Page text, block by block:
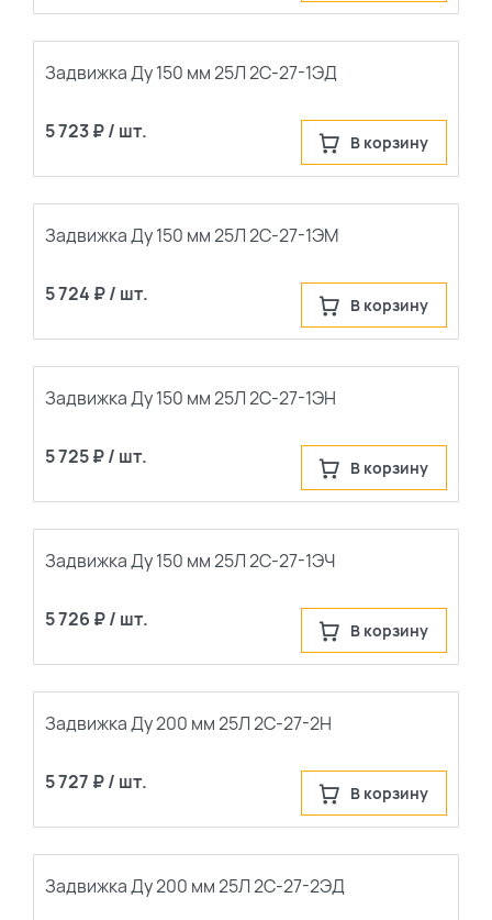
Задвижка Ду 150 мм 25Л 2С-27-1ЭД
5 723 ₽ / шт. В корзину
Задвижка Ду 150 мм 25Л 2С-27-1ЭМ
5 724 ₽ / шт. В корзину
Задвижка Ду 150 мм 25Л 2С-27-1ЭН
5 725 ₽ / шт. В корзину
Задвижка Ду 150 мм 25Л 2С-27-1ЭЧ
5 726 ₽ / шт. В корзину
Задвижка Ду 200 мм 25Л 2С-27-2Н
5 727 ₽ / шт. В корзину
Задвижка Ду 200 мм 25Л 2С-27-2ЭД